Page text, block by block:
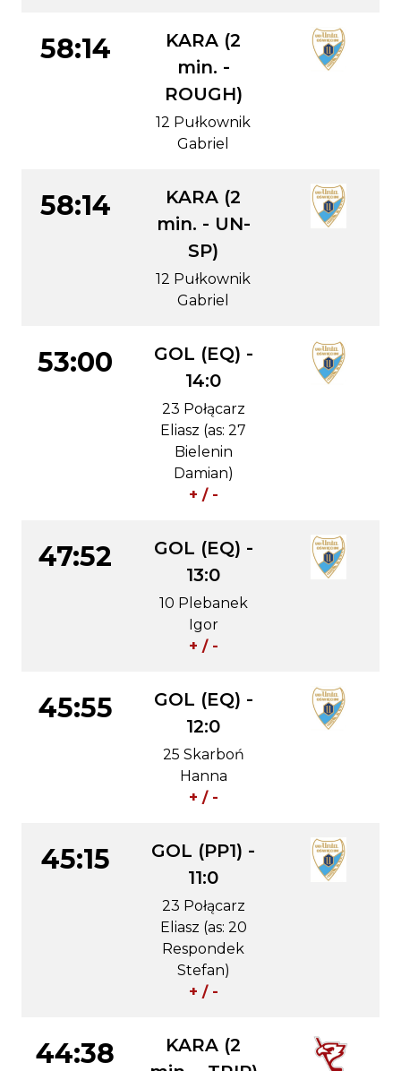
58:14
KARA (2
min. -
ROUGH)
12 Pułkownik
Gabriel
58:14
KARA (2
min. - UN-
SP)
12 Pułkownik
Gabriel
53:00
GOL (EQ) -
14:0
23 Połącarz
Eliasz (as: 27
Bielenin
Damian)
+ / -
47:52
GOL (EQ) -
13:0
10 Plebanek
Igor
+ / -
45:55
GOL (EQ) -
12:0
25 Skarboń
Hanna
+ / -
45:15
GOL (PP1) -
11:0
23 Połącarz
Eliasz (as: 20
Respondek
Stefan)
+ / -
44:38
KARA (2